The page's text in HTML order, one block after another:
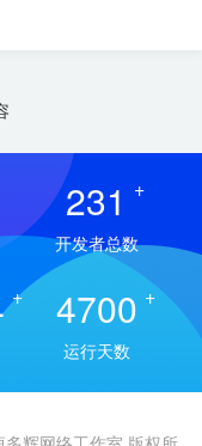
231 +
开发者总数
+ 4700 +
运行天数